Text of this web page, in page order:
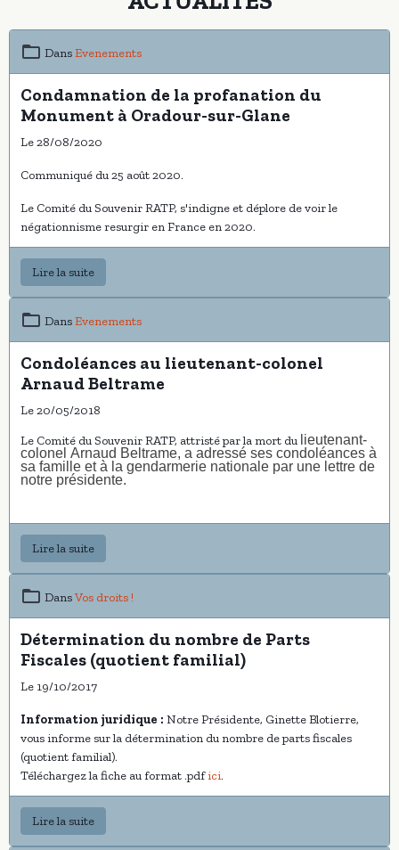
DansEvenements
Condamnation de la profanation du
Monument à Oradour-sur-Glane
Le 28/08/2020
Communiqué du 25 août 2020.
Le Comité du Souvenir RATP, s'indigne et déplore de voir le
négationnisme resurgir en France en 2020.
Lire la suite
DansEvenements
Condoléances au lieutenant-colonel
Arnaud Beltrame
Le 20/05/2018
Le Comité du Souvenir RATP, attristé par la mort du lieutenant-
colonel Arnaud Beltrame, a adressé ses condoléances à
sa famille et à la gendarmerie nationale par une lettre de
notre présidente.
Lire la suite
DansVos droits !
Détermination du nombre de Parts
Fiscales (quotient familial)
Le 19/10/2017
Information juridique : Notre Présidente, Ginette Blotierre,
vous informe sur la détermination du nombre de parts fiscales
(quotient familial).
Téléchargez la fiche au format .pdfici.
Lire la suite